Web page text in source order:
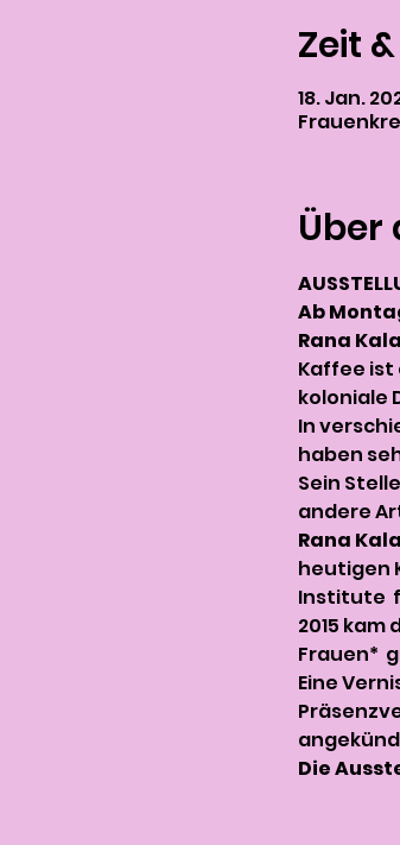
Zeit
18. Jan.
Über
Ab
Rana
Kaffee ist
koloniale
In
haben
Sein
andere
Rana
heutigen
Institute
2015
Frauen*
Eine
Die